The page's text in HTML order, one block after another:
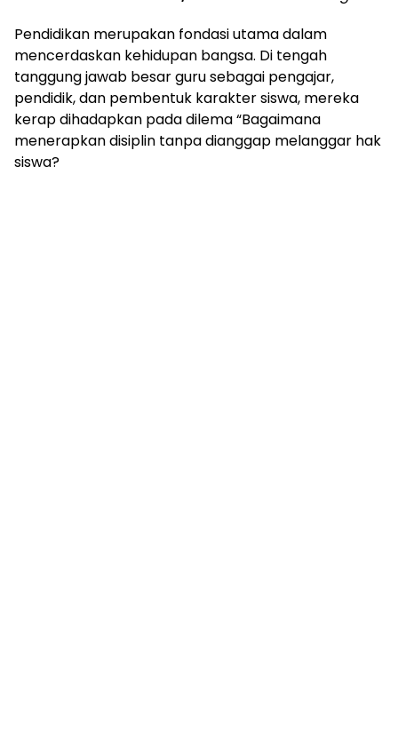
Pendidikan merupakan fondasi utama dalam
mencerdaskan kehidupan bangsa. Di tengah
tanggung jawab besar guru sebagai pengajar,
pendidik, dan pembentuk karakter siswa, mereka
kerap dihadapkan pada dilema “Bagaimana
menerapkan disiplin tanpa dianggap melanggar hak
siswa?